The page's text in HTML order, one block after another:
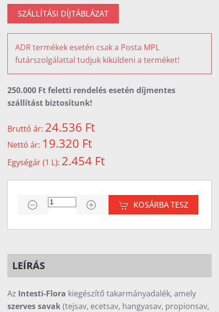
SZÁLLÍTÁSI DÍJTÁBLÁZAT
ADR termékek esetén csak a Posta MPL
futárszolgálattal tudjuk kiküldeni a terméket!
250.000 Ft feletti rendelés esetén díjmentes
szállítást biztosítunk!
Bruttó ár: 24.536 Ft
Nettó ár: 19.320 Ft
Egységár (1 L): 2.454 Ft
KOSÁRBA TESZ
LEÍRÁS
Az Intesti-Flora kiegészítő takarmányadalék, amely
szerves savak(tejsav, ecetsav, hangyasav, propionsav,